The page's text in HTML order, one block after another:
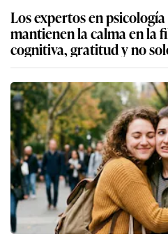
Los expertos en
mantienen la calma en la
cognitiva, gratitud y no